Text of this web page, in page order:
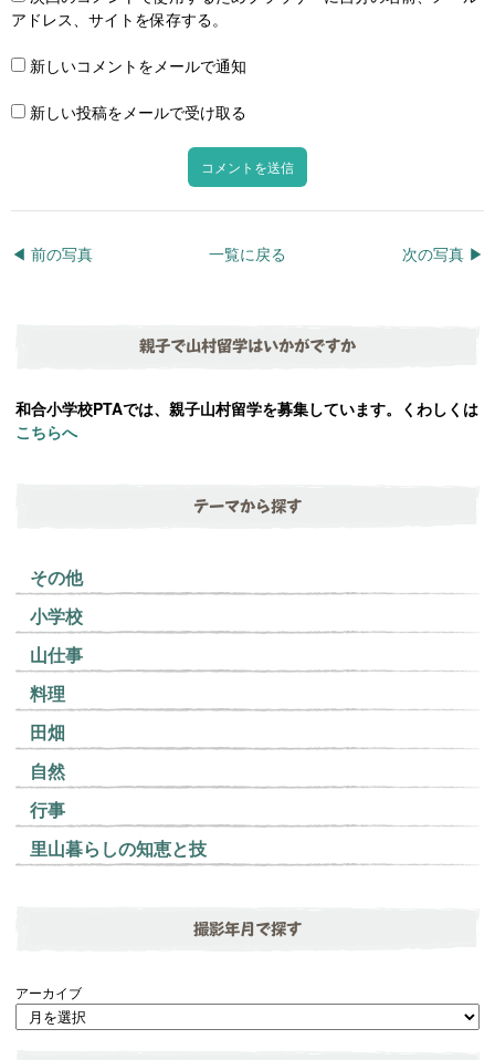
アドレス、サイトを保存する。
新しいコメントをメールで通知
新しい投稿をメールで受け取る
◀︎ 前の写真 次の写真 ▶︎
一覧に戻る
親子で山村留学はいかがですか
和合小学校PTAでは、親子山村留学を募集しています。くわしくは
こちらへ
テーマから探す
その他
小学校
山仕事
料理
田畑
自然
行事
里山暮らしの知恵と技
撮影年月で探す
アーカイブ